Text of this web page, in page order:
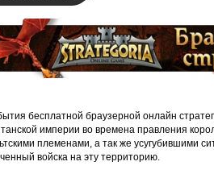
бесплатной браузерной онлайн
империи во времена правления
племенами, а так же усугубившими
войска на эту территорию.